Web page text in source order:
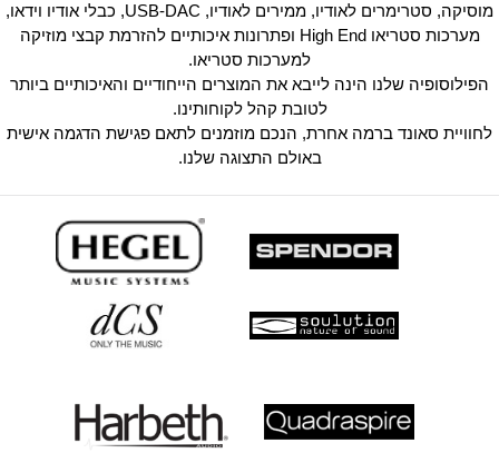
מוסיקה, סטרימרים לאודיו, ממירים לאודיו, USB-DAC, כבלי אודיו וידאו,
מערכות סטריאו High End ופתרונות איכותיים להזרמת קבצי מוזיקה
למערכות סטריאו.
הפילוסופיה שלנו הינה לייבא את המוצרים הייחודיים והאיכותיים ביותר
לטובת קהל לקוחותינו.
לחוויית סאונד ברמה אחרת, הנכם מוזמנים לתאם פגישת הדגמה אישית
באולם התצוגה שלנו.